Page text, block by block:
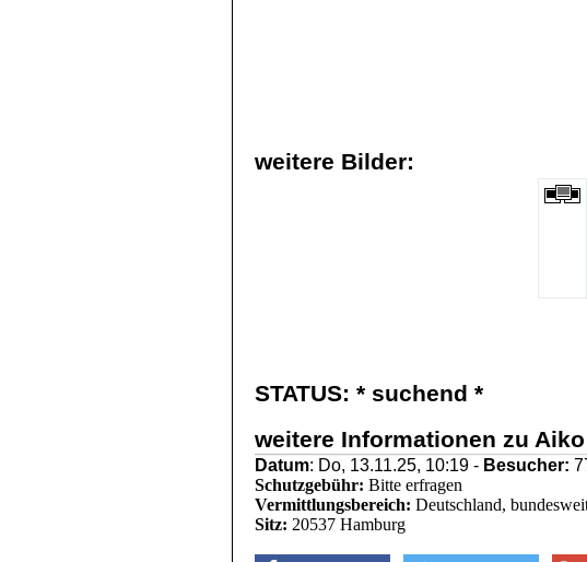
weitere Bilder:
STATUS: * suchend *
weitere Informationen zu
Datum: Do, 13.11.25, 10:19 - Besucher:
Schutzgebühr: Bitte erfragen
Vermittlungsbereich: Deutschland,
Sitz: 20537 Hamburg